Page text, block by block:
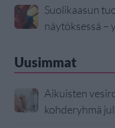
Suolikaasun
näytöksessä –
Uusimmat
Aikuisten
kohderyhmä